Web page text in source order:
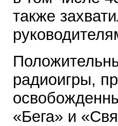
также
радиоигры,
«Бега» и